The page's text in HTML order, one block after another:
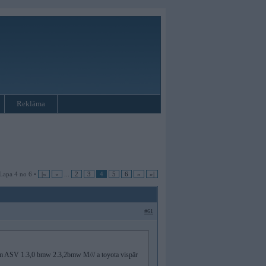
Reklāma
4 no 6 • |« « 2 3 4 5 6 » »|
#61
ASV 1.3,0 bmw 2.3,2bmw M/// a toyota vispār